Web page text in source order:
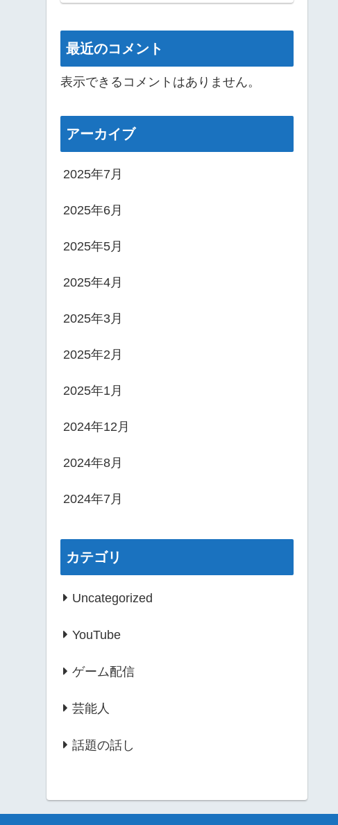
最近のコメント
表示できるコメントはありません。
アーカイブ
2025年7月
2025年6月
2025年5月
2025年4月
2025年3月
2025年2月
2025年1月
2024年12月
2024年8月
2024年7月
カテゴリ
Uncategorized
YouTube
ゲーム配信
芸能人
話題の話し